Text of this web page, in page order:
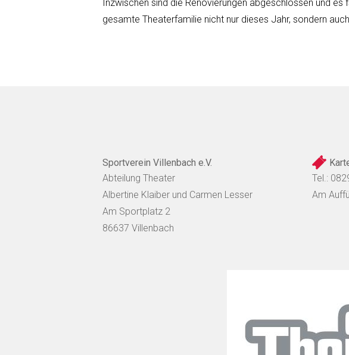
Inzwischen sind die Renovierungen abgeschlossen und
gesamte Theaterfamilie nicht nur dieses Jahr, sondern
Sportverein Villenbach e.V.
Abteilung Theater
Albertine Klaiber und Carmen Lesser
Am Sportplatz 2
86637 Villenbach
Tel.:
Am